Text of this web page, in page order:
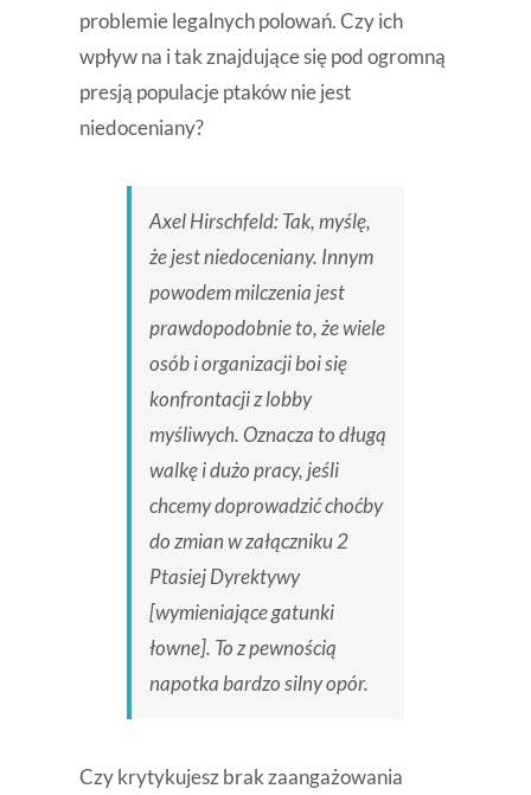
problemie legalnych polowań. Czy ich
wpływ na i tak znajdujące się pod ogromną
presją populacje ptaków nie jest
niedoceniany?
Axel Hirschfeld: Tak, myślę,
że jest niedoceniany. Innym
powodem milczenia jest
prawdopodobnie to, że wiele
osób i organizacji boi się
konfrontacji z lobby
myśliwych. Oznacza to długą
walkę i dużo pracy, jeśli
chcemy doprowadzić choćby
do zmian w załączniku 2
Ptasiej Dyrektywy
[wymieniające gatunki
łowne]. To z pewnością
napotka bardzo silny opór.
Czy krytykujesz brak zaangażowania